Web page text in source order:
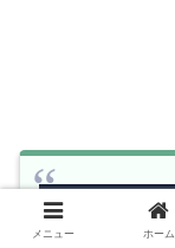
メニュー ホーム